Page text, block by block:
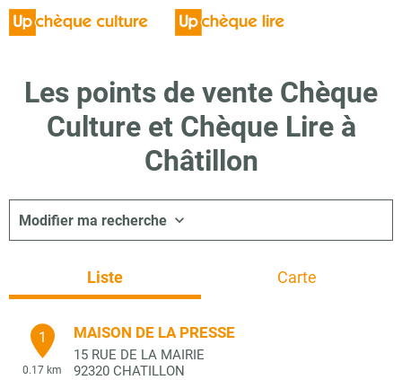
Les points de vente Chèque
Culture et Chèque Lire à
Châtillon
Modifier ma recherche
Liste Carte
1
0.17 km
MAISON DE LA PRESSE
15 RUE DE LA MAIRIE
92320 CHATILLON